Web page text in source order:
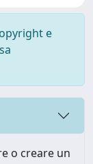
e
o creare un